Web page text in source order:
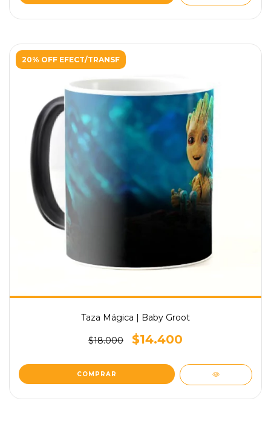
20% OFF EFECT/TRANSF
Taza Mágica | Baby Groot
$18.000 $14.400